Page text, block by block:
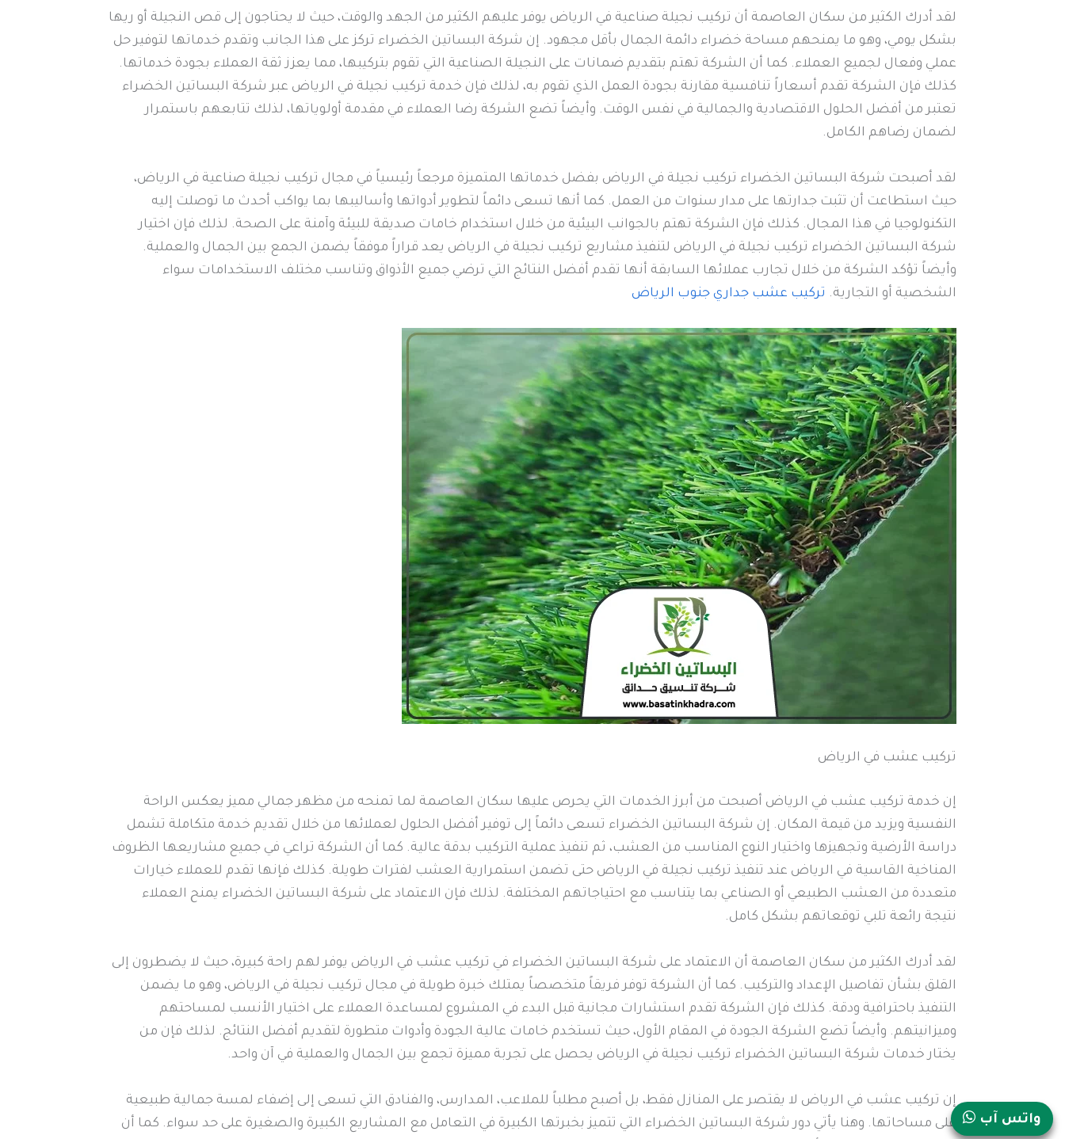
لقد أدرك الكثير من سكان العاصمة أن تركيب نجيلة صناعية في الرياض يوفر عليهم الكثير من الجهد والوقت، حيث لا يحتاجون إلى قص النجيلة أو ريها
بشكل يومي، وهو ما يمنحهم مساحة خضراء دائمة الجمال بأقل مجهود. إن شركة البساتين الخضراء تركز على هذا الجانب وتقدم خدماتها لتوفير حل
عملي وفعال لجميع العملاء. كما أن الشركة تهتم بتقديم ضمانات على النجيلة الصناعية التي تقوم بتركيبها، مما يعزز ثقة العملاء بجودة خدماتها.
كذلك فإن الشركة تقدم أسعاراً تنافسية مقارنة بجودة العمل الذي تقوم به، لذلك فإن خدمة تركيب نجيلة في الرياض عبر شركة البساتين الخضراء
تعتبر من أفضل الحلول الاقتصادية والجمالية في نفس الوقت. وأيضاً تضع الشركة رضا العملاء في مقدمة أولوياتها، لذلك تتابعهم باستمرار
لضمان رضاهم الكامل.
لقد أصبحت شركة البساتين الخضراء تركيب نجيلة في الرياض بفضل خدماتها المتميزة مرجعاً رئيسياً في مجال تركيب نجيلة صناعية في الرياض،
حيث استطاعت أن تثبت جدارتها على مدار سنوات من العمل. كما أنها تسعى دائماً لتطوير أدواتها وأساليبها بما يواكب أحدث ما توصلت إليه
التكنولوجيا في هذا المجال. كذلك فإن الشركة تهتم بالجوانب البيئية من خلال استخدام خامات صديقة للبيئة وآمنة على الصحة. لذلك فإن اختيار
شركة البساتين الخضراء تركيب نجيلة في الرياض لتنفيذ مشاريع تركيب نجيلة في الرياض يعد قراراً موفقاً يضمن الجمع بين الجمال والعملية.
وأيضاً تؤكد الشركة من خلال تجارب عملائها السابقة أنها تقدم أفضل النتائج التي ترضي جميع الأذواق وتناسب مختلف الاستخدامات سواء
الشخصية أو التجارية. تركيب عشب جداري جنوب الرياض
تركيب عشب في الرياض
إن خدمة تركيب عشب في الرياض أصبحت من أبرز الخدمات التي يحرص عليها سكان العاصمة لما تمنحه من مظهر جمالي مميز يعكس الراحة
النفسية ويزيد من قيمة المكان. إن شركة البساتين الخضراء تسعى دائماً إلى توفير أفضل الحلول لعملائها من خلال تقديم خدمة متكاملة تشمل
دراسة الأرضية وتجهيزها واختيار النوع المناسب من العشب، ثم تنفيذ عملية التركيب بدقة عالية. كما أن الشركة تراعي في جميع مشاريعها الظروف
المناخية القاسية في الرياض عند تنفيذ تركيب نجيلة في الرياض حتى تضمن استمرارية العشب لفترات طويلة. كذلك فإنها تقدم للعملاء خيارات
متعددة من العشب الطبيعي أو الصناعي بما يتناسب مع احتياجاتهم المختلفة. لذلك فإن الاعتماد على شركة البساتين الخضراء يمنح العملاء
نتيجة رائعة تلبي توقعاتهم بشكل كامل.
لقد أدرك الكثير من سكان العاصمة أن الاعتماد على شركة البساتين الخضراء في تركيب عشب في الرياض يوفر لهم راحة كبيرة، حيث لا يضطرون إلى
القلق بشأن تفاصيل الإعداد والتركيب. كما أن الشركة توفر فريقاً متخصصاً يمتلك خبرة طويلة في مجال تركيب نجيلة في الرياض، وهو ما يضمن
التنفيذ باحترافية ودقة. كذلك فإن الشركة تقدم استشارات مجانية قبل البدء في المشروع لمساعدة العملاء على اختيار الأنسب لمساحتهم
وميزانيتهم. وأيضاً تضع الشركة الجودة في المقام الأول، حيث تستخدم خامات عالية الجودة وأدوات متطورة لتقديم أفضل النتائج. لذلك فإن من
يختار خدمات شركة البساتين الخضراء تركيب نجيلة في الرياض يحصل على تجربة مميزة تجمع بين الجمال والعملية في آن واحد.
إن تركيب عشب في الرياض لا يقتصر على المنازل فقط، بل أصبح مطلباً للملاعب، المدارس، والفنادق التي تسعى إلى إضفاء لمسة جمالية طبيعية
على مساحاتها. وهنا يأتي دور شركة البساتين الخضراء التي تتميز بخبرتها الكبيرة في التعامل مع المشاريع الكبيرة والصغيرة على حد سواء. كما أن
واتس آب